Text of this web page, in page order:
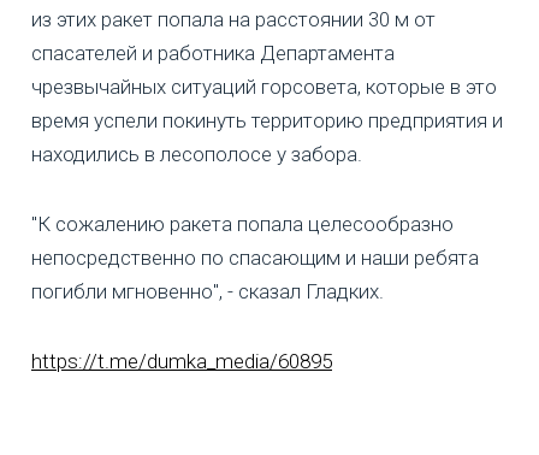
из этих ракет попала на расстоянии 30 м от
спасателей и работника Департамента
чрезвычайных ситуаций горсовета, которые в это
время успели покинуть территорию предприятия и
находились в лесополосе у забора.
"К сожалению ракета попала целесообразно
непосредственно по спасающим и наши ребята
погибли мгновенно", - сказал Гладких.
https://t.me/dumka_media/60895